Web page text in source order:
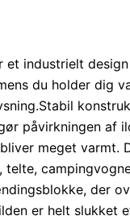
et industrielt
du holder dig
påvirkningen af
meget varmt.
der
er helt slukket